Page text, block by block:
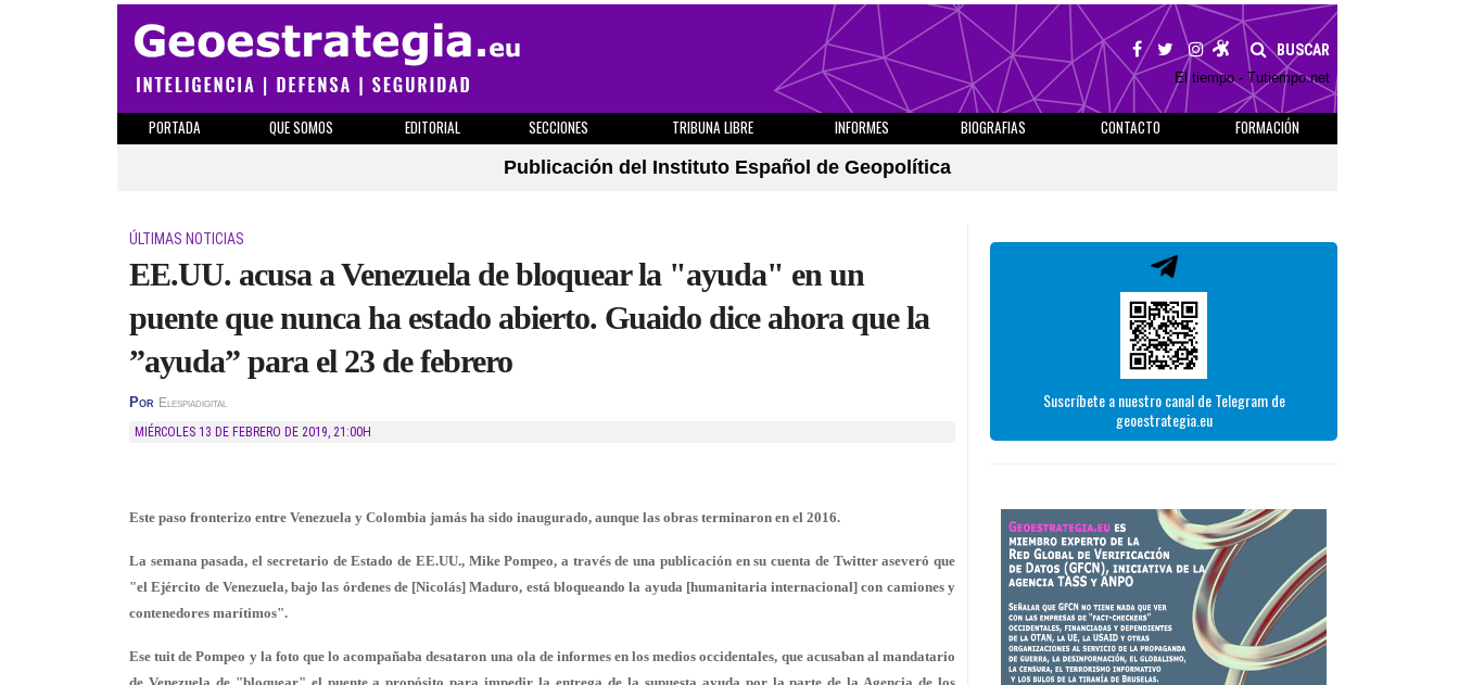
BUSCAR
El tiempo - Tutiempo.net
PORTADA QUE SOMOS EDITORIAL SECCIONES TRIBUNA LIBRE INFORMES BIOGRAFIAS CONTACTO
FORMACIÓN
Publicación del Instituto Español de Geopolítica
ÚLTIMAS NOTICIAS
EE.UU. acusa a Venezuela de bloquear la "ayuda" en un
puente que nunca ha estado abierto. Guaido dice ahora que la
”ayuda” para el 23 de febrero
Por Elespiadigital
MIÉRCOLES 13 DE FEBRERO DE 2019, 21:00H
Este paso fronterizo entre Venezuela y Colombia jamás ha sido inaugurado, aunque las obras terminaron en el 2016.
La semana pasada, el secretario de Estado de EE.UU., Mike Pompeo, a través de una publicación en su cuenta de Twitter aseveró que
"el Ejército de Venezuela, bajo las órdenes de [Nicolás] Maduro, está bloqueando la ayuda [humanitaria internacional] con camiones y
contenedores marítimos".
Ese tuit de Pompeo y la foto que lo acompañaba desataron una ola de informes en los medios occidentales, que acusaban al mandatario
Suscríbete a nuestro canal de Telegram de
geoestrategia.eu